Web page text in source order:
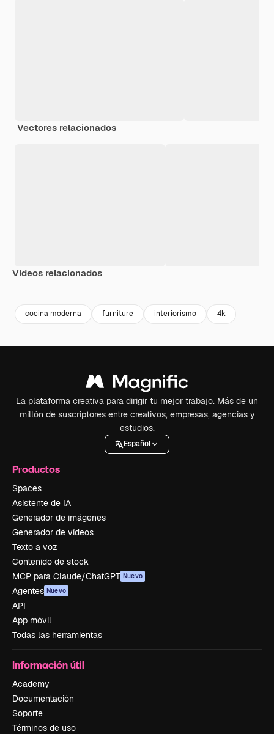
Vectores relacionados
Vídeos relacionados
cocina moderna furniture interiorismo 4k
La plataforma creativa para dirigir tu mejor trabajo. Más de un
millón de suscriptores entre creativos, empresas, agencias y
estudios.
Español
Productos
Spaces
Asistente de IA
Generador de imágenes
Generador de vídeos
Texto a voz
Contenido de stock
MCP para Claude/ChatGPT Nuevo
Agentes Nuevo
API
App móvil
Todas las herramientas
Información útil
Academy
Documentación
Soporte
Términos de uso